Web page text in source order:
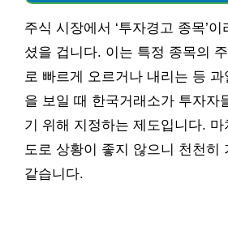
주식 시장에서 ‘투자경고 종목’
셨을 겁니다. 이는 특정 종목의
로 빠르게 오르거나 내리는 등
을 보일 때 한국거래소가 투자자
기 위해 지정하는 제도입니다.
도로 상황이 좋지 않으니 천천히
같습니다.